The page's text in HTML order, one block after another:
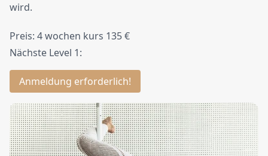
wird.
Preis: 4 wochen kurs 135 €
Nächste Level 1:
Anmeldung erforderlich!